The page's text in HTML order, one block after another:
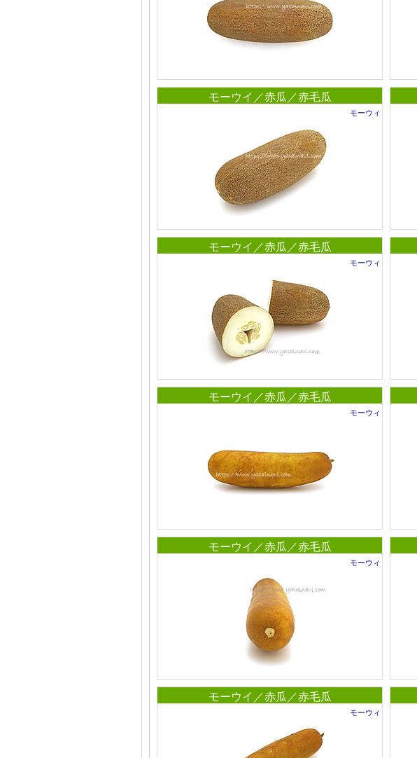
モーウイ／赤瓜／赤毛瓜
モーウィ
モーウイ／赤瓜／赤毛瓜
モーウィ
モーウイ／赤瓜／赤毛瓜
モーウィ
モーウイ／赤瓜／赤毛瓜
モーウィ
モーウイ／赤瓜／赤毛瓜
モーウィ